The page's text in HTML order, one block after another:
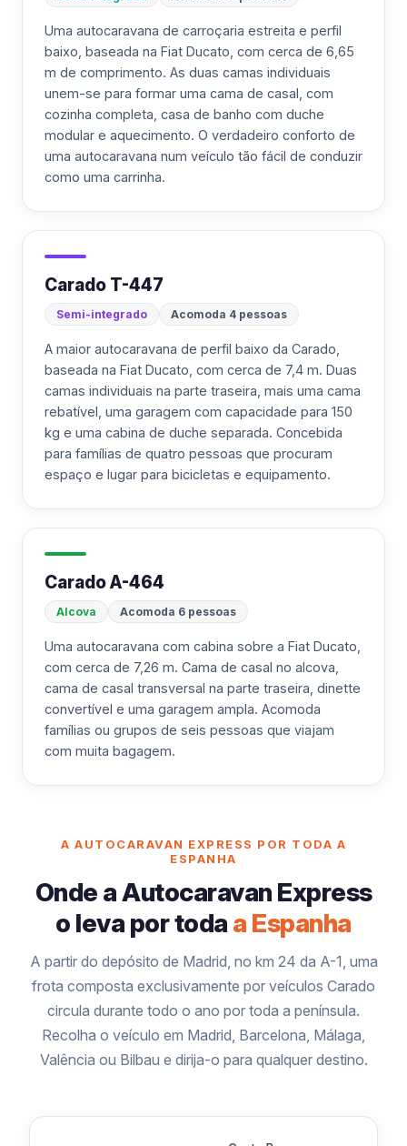
Uma autocaravana de carroçaria estreita e perfil
baixo, baseada na Fiat Ducato, com cerca de 6,65
m de comprimento. As duas camas individuais
unem-se para formar uma cama de casal, com
cozinha completa, casa de banho com duche
modular e aquecimento. O verdadeiro conforto de
uma autocaravana num veículo tão fácil de conduzir
como uma carrinha.
Carado T-447
Semi-integrado Acomoda 4 pessoas
A maior autocaravana de perfil baixo da Carado,
baseada na Fiat Ducato, com cerca de 7,4 m. Duas
camas individuais na parte traseira, mais uma cama
rebatível, uma garagem com capacidade para 150
kg e uma cabina de duche separada. Concebida
para famílias de quatro pessoas que procuram
espaço e lugar para bicicletas e equipamento.
Carado A-464
Alcova Acomoda 6 pessoas
Uma autocaravana com cabina sobre a Fiat Ducato,
com cerca de 7,26 m. Cama de casal no alcova,
cama de casal transversal na parte traseira, dinette
convertível e uma garagem ampla. Acomoda
famílias ou grupos de seis pessoas que viajam
com muita bagagem.
A AUTOCARAVAN EXPRESS POR TODA A
ESPANHA
Onde a Autocaravan Express
o leva por toda a Espanha
A partir do depósito de Madrid, no km 24 da A-1, uma
frota composta exclusivamente por veículos Carado
circula durante todo o ano por toda a península.
Recolha o veículo em Madrid, Barcelona, Málaga,
Valência ou Bilbau e dirija-o para qualquer destino.